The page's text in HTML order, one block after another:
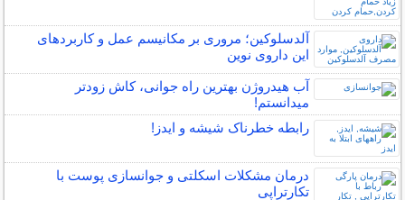
آلدسلوکین؛ مروری بر مکانیسم عمل و کاربردهای
این داروی نوین
آب هیدروژن بهترین راه جوانی، کاش زودتر
میدانستم!
رابطه خطرناک شیشه و ایدز!
درمان مشکلات اسکلتی و جوانسازی پوست با
تکارتراپی